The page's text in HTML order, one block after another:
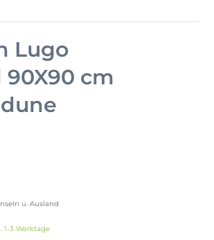
Lugo
cm
u. Ausland
1-3 Werktage